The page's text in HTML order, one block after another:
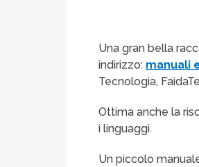
Una gran bella
indirizzo: manuali
Tecnologia,
Ottima anche la
i linguaggi.
Un piccolo